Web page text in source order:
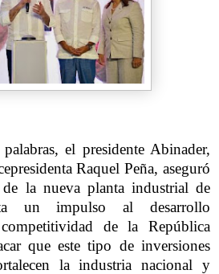
el presidente Abinader,
Raquel Peña, aseguró
la nueva planta industrial de
un impulso al desarrollo
de la República
que este tipo de inversiones
la industria nacional y